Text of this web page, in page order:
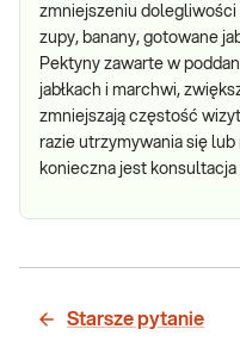
zmniejszeniu dolegliwości
zupy, banany, gotowane
Pektyny zawarte w
jabłkach i marchwi,
zmniejszają częstość
razie utrzymywania się
konieczna jest konsultacja
Starsze pytanie